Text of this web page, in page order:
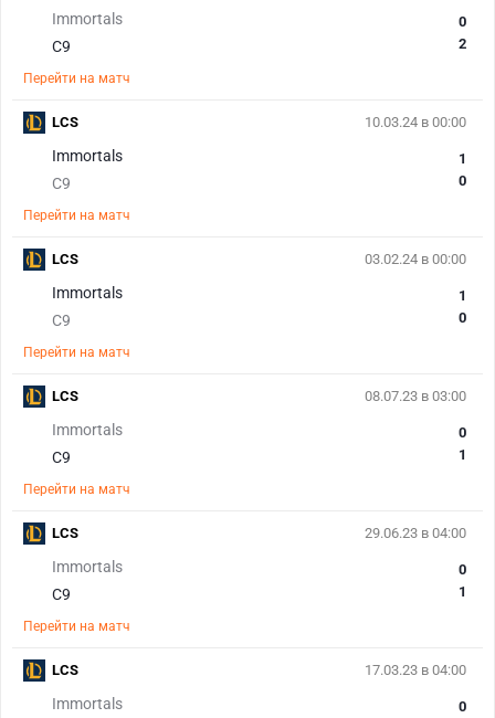
Immortals
C9
0
2
Перейти на матч
10.03.24 в 00:00
Immortals
C9
1
0
Перейти на матч
LCS
03.02.24 в 00:00
Immortals
C9
1
0
Перейти на матч
LCS
08.07.23 в 03:00
Immortals
C9
0
1
Перейти на матч
LCS
29.06.23 в 04:00
Immortals
C9
0
1
Перейти на матч
LCS
17.03.23 в 04:00
Immortals
0
LCS